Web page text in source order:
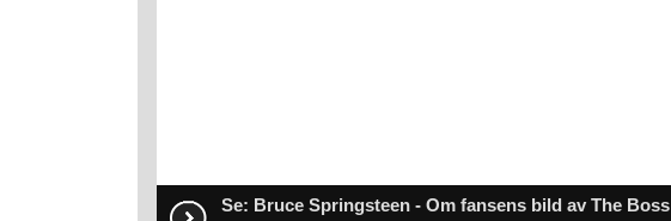
Se: Bruce Springsteen - Om fansens bild av The Boss